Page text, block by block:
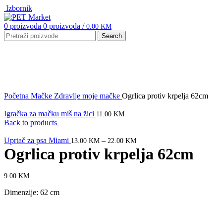
Izbornik
0 proizvoda 0 proizvoda / 0.00 KM
Search
Početna Mačke Zdravlje moje mačke Ogrlica protiv krpelja 62cm
Igračka za mačku miš na žici 11.00 KM
Back to products
Uprtač za psa Miami 13.00 KM – 22.00 KM
Ogrlica protiv krpelja 62cm
9.00 KM
Dimenzije: 62 cm